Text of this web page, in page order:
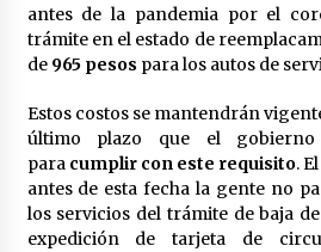
antes de la pandemia por el
trámite en el estado de
de 965 pesos para los autos de
Estos costos se mantendrán
último plazo que el gobierno
para cumplir con este requisito.
antes de esta fecha la gente no
los servicios del trámite de baja
expedición de tarjeta de